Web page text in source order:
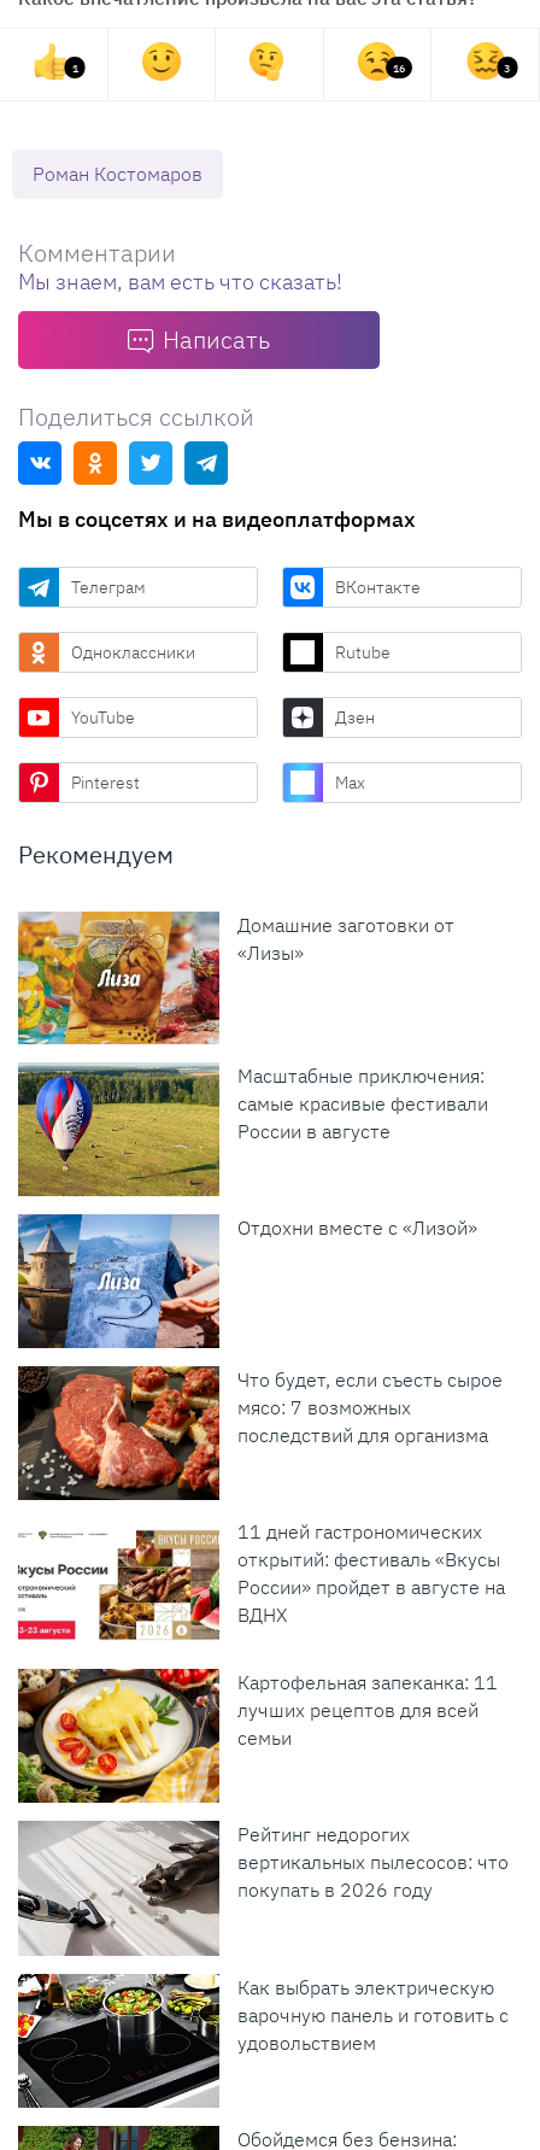
1 16 3
Роман Костомаров
Комментарии
Мы знаем, вам есть что сказать!
Написать
Поделиться ссылкой
Мы в соцсетях и на видеоплатформах
Телеграм ВКонтакте
Одноклассники Rutube
YouTube Дзен
Pinterest Max
Рекомендуем
Домашние заготовки от
«Лизы»
Масштабные приключения:
самые красивые фестивали
России в августе
Отдохни вместе с «Лизой»
Что будет, если съесть сырое
мясо: 7 возможных
последствий для организма
11 дней гастрономических
открытий: фестиваль «Вкусы
России» пройдет в августе на
ВДНХ
Картофельная запеканка: 11
лучших рецептов для всей
семьи
Рейтинг недорогих
вертикальных пылесосов: что
покупать в 2026 году
Как выбрать электрическую
варочную панель и готовить с
удовольствием
Обойдемся без бензина: